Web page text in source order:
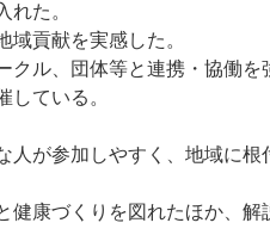
た。
域貢献を実感した。
クル、団体等と連携・協働を
している。
人が参加しやすく、地域に根
健康づくりを図れたほか、解